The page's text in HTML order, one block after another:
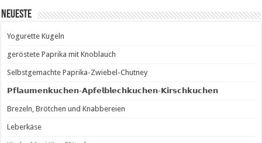
Neueste
Yogurette Kugeln
geröstete Paprika mit Knoblauch
Selbstgemachte Paprika-Zwiebel-Chutney
𝗣𝗳𝗹𝗮𝘂𝗺𝗲𝗻𝗸𝘂𝗰𝗵𝗲𝗻-𝗔𝗽𝗳𝗲𝗹𝗯𝗹𝗲𝗰𝗵𝗸𝘂𝗰𝗵𝗲𝗻-𝗞𝗶𝗿𝘀𝗰𝗵𝗸𝘂𝗰𝗵𝗲𝗻
Brezeln, Brötchen und Knabbereien
Leberkäse